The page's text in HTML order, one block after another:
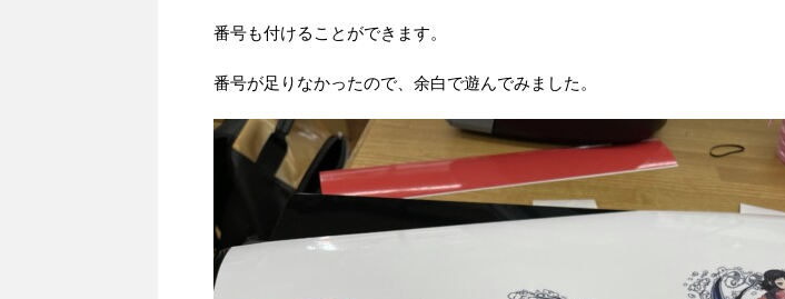
番号も付けることができます。
番号が足りなかったので、余白で遊んでみました。